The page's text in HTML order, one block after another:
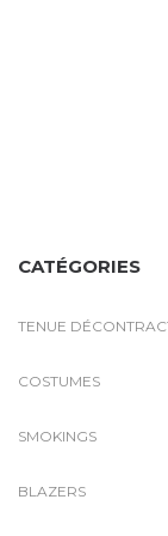
CATÉGORIES
TENUE
COSTUMES
SMOKINGS
BLAZERS